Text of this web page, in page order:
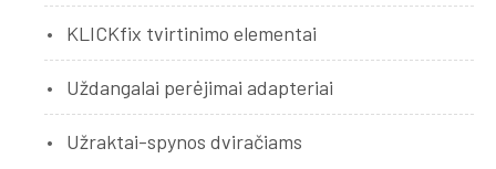
KLICKfix tvirtinimo elementai
Uždangalai perėjimai adapteriai
Užraktai-spynos dviračiams